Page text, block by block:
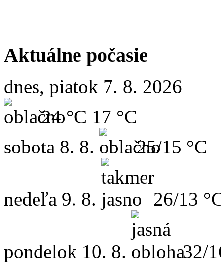
Aktuálne počasie
dnes, piatok 7. 8. 2026
24 °C 17 °C
sobota 8. 8. 25/15 °C
nedeľa 9. 8. 26/13
pondelok 10. 8. 32/